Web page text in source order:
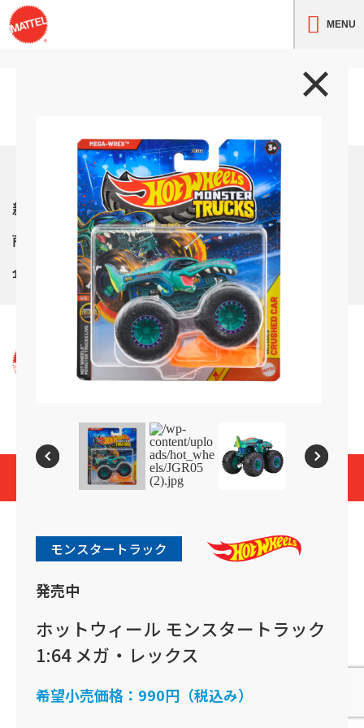
MENU
モンスタートラック
発売中
ホットウィール モンスタートラック
1:64 メガ・レックス
希望小売価格： 990円（税込み）
新着情報
商品紹介
企業情報
サイト利用条件
プライバシーポリシー
Cookies and Related Technology Notice
© 2026 Mattel. All Rights Reserved.
page top